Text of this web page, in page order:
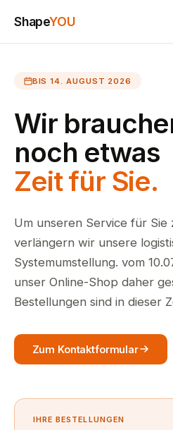
ShapeYOU
BIS 14. AUGUST 2026
Wir
noch etwas
Zeit für Sie.
Um unseren Service für Sie
verlängern wir unsere
Systemumstellung. vom
unser Online-Shop daher
Bestellungen sind in dieser
Zum Kontaktformular
IHRE BESTELLUNGEN